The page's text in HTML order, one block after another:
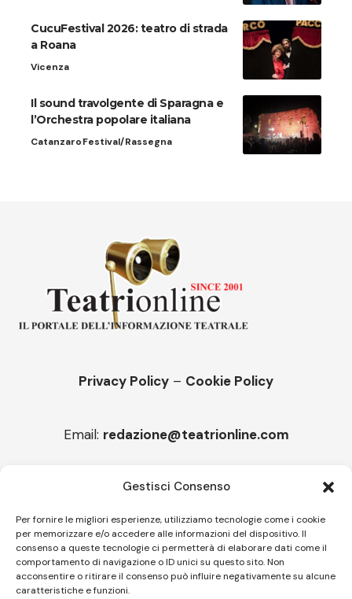
Gestisci Consenso
Per fornire le migliori esperienze, utilizziamo tecnologie come i cookie
per memorizzare e/o accedere alle informazioni del dispositivo. Il
consenso a queste tecnologie ci permetterà di elaborare dati come il
comportamento di navigazione o ID unici su questo sito. Non
acconsentire o ritirare il consenso può influire negativamente su alcune
caratteristiche e funzioni.
CucuFestival 2026: teatro di strada
a Roana
Vicenza
Il sound travolgente di Sparagna e
l’Orchestra popolare italiana
CatanzaroFestival/Rassegna
Privacy Policy – Cookie Policy
Email: redazione@teatrionline.com
“Armonie d’arte” attende Joey Calderazzo